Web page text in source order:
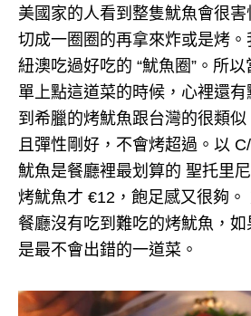
美國家的人看到整隻魷魚會很
切成一圈圈的再拿來炸或是烤
紐澳吃過好吃的 “魷魚圈”。所
單上點這道菜的時候，心裡還
到希臘的烤魷魚跟台灣的很類
且彈性剛好，不會烤超過。以
魷魚是餐廳裡最划算的 聖托里
烤魷魚才 €12，飽足感又很夠
餐廳沒有吃到難吃的烤魷魚，
是最不會出錯的一道菜。